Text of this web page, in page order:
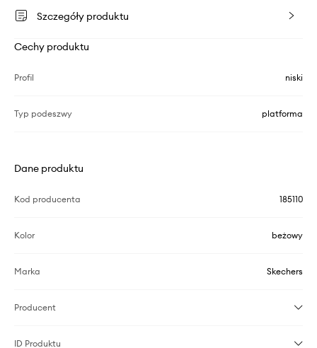
Szczegóły produktu
Cechy produktu
Profil niski
Typ podeszwy platforma
Dane produktu
Kod producenta 185110
Kolor beżowy
Marka Skechers
Producent
ID Produktu